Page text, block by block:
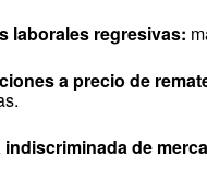
laborales regresivas:
a precio de
de